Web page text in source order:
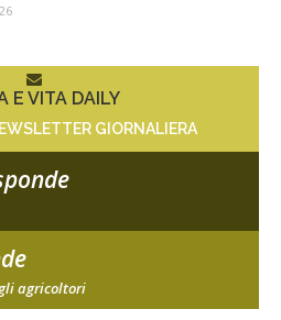
E VITA DAILY
GIORNALIERA
agricoltori